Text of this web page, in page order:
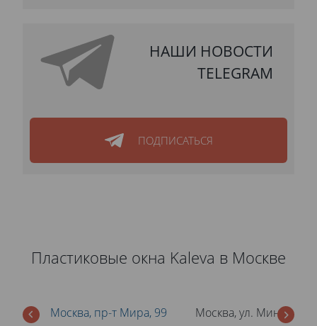
НАШИ НОВОСТИ
TELEGRAM
ПОДПИСАТЬСЯ
Пластиковые окна Kaleva в Москве
Москва, пр-т Мира, 99 Москва, ул. Минская,